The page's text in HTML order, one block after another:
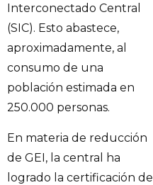
Interconectado Central
(SIC). Esto abastece,
aproximadamente, al
consumo de una
población estimada en
250.000 personas.
En materia de reducción
de GEI, la central ha
logrado la certificación de